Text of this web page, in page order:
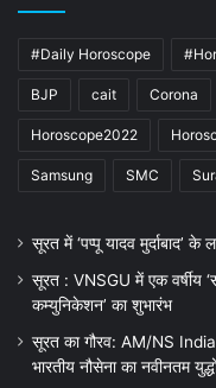
#Daily Horoscope
BJP cait Corona
Horoscope2022
Samsung SMC
सूरत में ‘पप्पू यादव मुर्दाबाद’ के
सूरत : VNSGU में एक वर्षीय
कम्युनिकेशन’ का शुभारंभ
सूरत का गौरव: AM/NS India
भारतीय नौसेना का नवीनतम